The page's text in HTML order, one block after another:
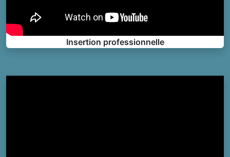
Insertion professionnelle